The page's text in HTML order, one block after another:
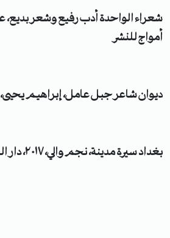
أمواج للنشر
ديوان شاعر جبل عامل، إبراهيم يحيى، ٢٠١٦، دار الفارابي.
بغداد سيرة مدينة، نجم والي، ٢٠١٧، دار الساقي